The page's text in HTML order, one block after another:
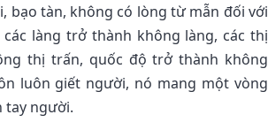
bạo tàn, không có lòng từ mẫn đối với
các làng trở thành không làng, các thị
thị trấn, quốc độ trở thành không
luôn giết người, nó mang một vòng
tay người.